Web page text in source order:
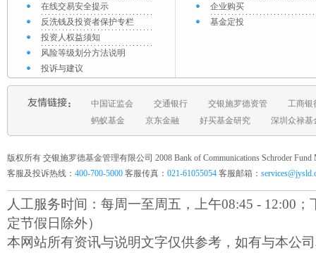
在线交易安全提示
反洗钱及投资者保护专栏
投资人权益须知
风险等级划分方法说明
投诉与建议
企业购买
基金定投
中国证监会 交通银行 交银施罗德资管
工商银
蚂蚁基金
京东金融 好买基金研究 深圳众禄基
版权所有 交银施罗德基金管理有限公司 2008 Bank of Communications Schroder Fund
客服及投诉热线： 400-700-5000 客服传真： 021-61055054 客服邮箱：
人工服务时间：每周一至周五，上午08:45 - 12:00；
定节假日除外）
本网站所有资讯与说明文字仅供参考，如有与本公